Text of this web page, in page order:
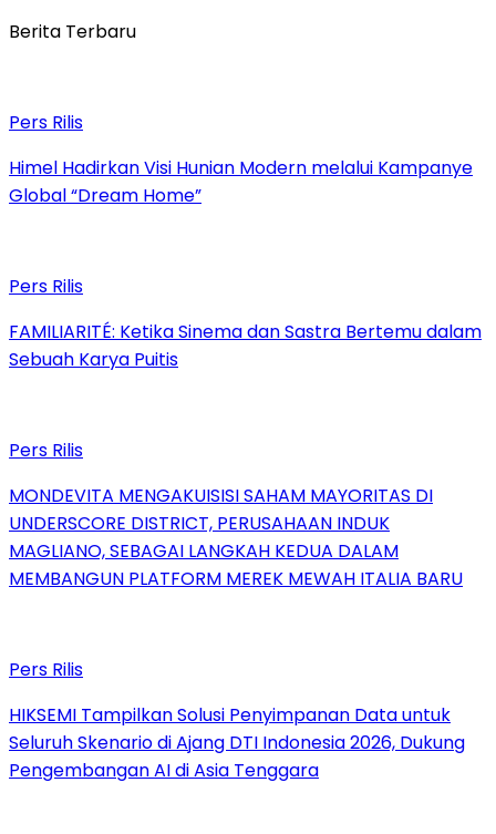
Berita Terbaru
Pers Rilis
Himel Hadirkan Visi Hunian Modern melalui Kampanye
Global “Dream Home”
Pers Rilis
FAMILIARITÉ: Ketika Sinema dan Sastra Bertemu dalam
Sebuah Karya Puitis
Pers Rilis
MONDEVITA MENGAKUISISI SAHAM MAYORITAS DI
UNDERSCORE DISTRICT, PERUSAHAAN INDUK
MAGLIANO, SEBAGAI LANGKAH KEDUA DALAM
MEMBANGUN PLATFORM MEREK MEWAH ITALIA BARU
Pers Rilis
HIKSEMI Tampilkan Solusi Penyimpanan Data untuk
Seluruh Skenario di Ajang DTI Indonesia 2026, Dukung
Pengembangan AI di Asia Tenggara